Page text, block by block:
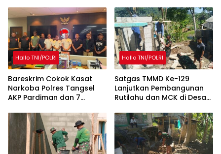
Hallo TNI/POLRI
Bareskrim Cokok Kasat
Narkoba Polres Tangsel
AKP Pardiman dan 7
Hallo TNI/POLRI
Satgas TMMD Ke-129
Lanjutkan Pembangunan
Rutilahu dan MCK di Desa